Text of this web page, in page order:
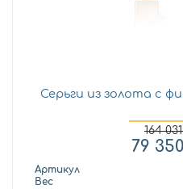
Серьги из золота с
164 031
79 350
Артикул
Вес